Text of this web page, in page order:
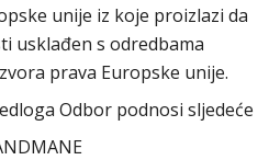
unije iz koje proizlazi da
usklađen s odredbama
prava Europske unije.
Odbor podnosi sljedeće